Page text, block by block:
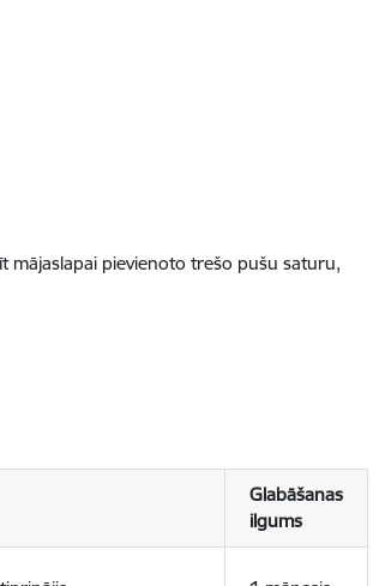
mājaslapai pievienoto trešo pušu saturu,
Glabāšanas
ilgums